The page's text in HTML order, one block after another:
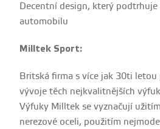
Decentní design, který podtrhuje
automobilu
Milltek Sport:
Britská firma s více jak 30ti
vývoje těch nejkvalitnějších
Výfuky Milltek se vyznačují
nerezové oceli, použitím